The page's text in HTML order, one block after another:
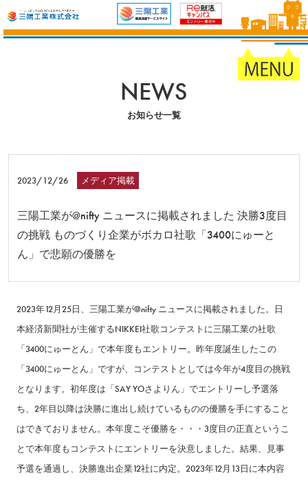
NEWS
お知らせ一覧
三陽工業が@nifty ニュースに掲載されました 決勝3度目
の挑戦 ものづくり企業がボカロ社歌「3400にゅーと
ん」で悲願の優勝を
2023/12/26 メディア掲載
2023年12月25日、三陽工業が@nifty ニュースに掲載されました。日
本経済新聞社が主催するNIKKEI社歌コンテストに三陽工業の社歌
「3400にゅーとん」で本年度もエントリー。昨年度誕生したこの
「3400にゅーとん」ですが、コンテストとしては今年が4度目の挑戦
となります。初年度は「SAY YOさよりん」でエントリーし予選落
ち、2年目以降は決勝に進出し続けているものの優勝を手にすること
はできておりません。本年度こそ優勝を・・・3度目の正直というこ
とで本年度もコンテストにエントリーを決意しました。結果、見事
予選を通過し、決勝進出企業12社に内定。2023年12月13日に本内容